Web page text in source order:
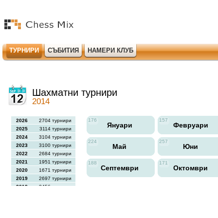
ТУРНИРИ СЪБИТИЯ НАМЕРИ КЛУБ
Шахматни турнири
2014
2026
2704 турнири
2025
3114 турнири
2024
3104 турнири
2023
3100 турнири
2022
2684 турнири
2021
1951 турнири
2020
1671 турнири
2019
2697 турнири
2018
2456 турнири
176
Януари
157
Февруари
224
Май
257
Юни
188
Септември
171
Октомври